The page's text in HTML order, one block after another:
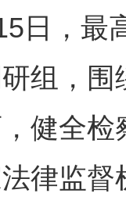
，最
组，
健全
律监